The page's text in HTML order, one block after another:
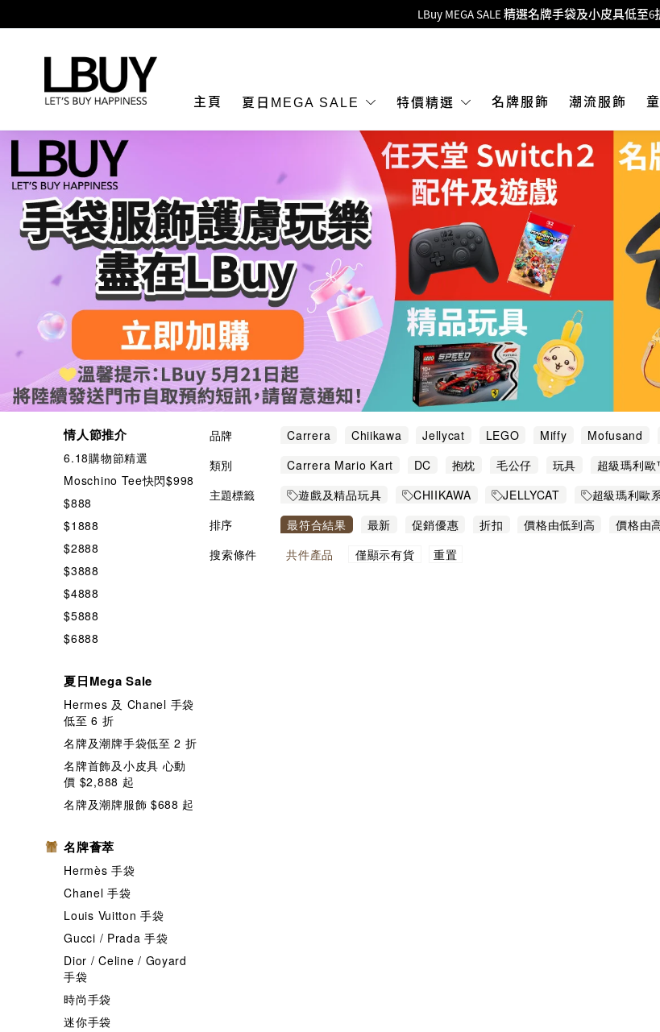
Goyard Hobo / Hobo Mini人氣限量特別版限時原價低
MOKO 1樓175號鋪旗艦店特設名牌Hermès、CHANEL
重要通告：銀行轉帳及轉數快付款注意事項
購物滿HKD500即享免運費！
LBuy獲香港知識產權署頒發2026《正版正貨承諾
LBuy MEGA SALE 精選名牌手袋及小皮具低至6
主頁 夏日MEGA SALE 特價精選 名牌服飾 潮流服飾
情人節推介
6.18購物節精選
Moschino Tee快閃$998
$888
$1888
$2888
$3888
$4888
$5888
$6888
夏日Mega Sale
Hermes 及 Chanel 手袋
低至 6 折
名牌及潮牌手袋低至 2 折
名牌首飾及小皮具 心動
價 $2,888 起
名牌及潮牌服飾 $688 起
名牌薈萃
Hermès 手袋
Chanel 手袋
Louis Vuitton 手袋
Gucci / Prada 手袋
Dior / Celine / Goyard
手袋
時尚手袋
迷你手袋
品牌 Carrera Chiikawa Jellycat LEGO Miffy Mofusand
類別
Carrera Mario Kart DC 抱枕 毛公仔 玩具 超級瑪利
主題標籤
遊戲及精品玩具 CHIIKAWA JELLYCAT 超級瑪利歐
MOFUSAND 鯊魚貓
所有 Sanrio Kuromi 文具/鎖
家品/餐具/鬧鐘/掛牆鐘
排序
最符合結果 最新 促銷優惠 折扣 價格由低到高 價格由
搜索條件
共件產品 僅顯示有貨 重置